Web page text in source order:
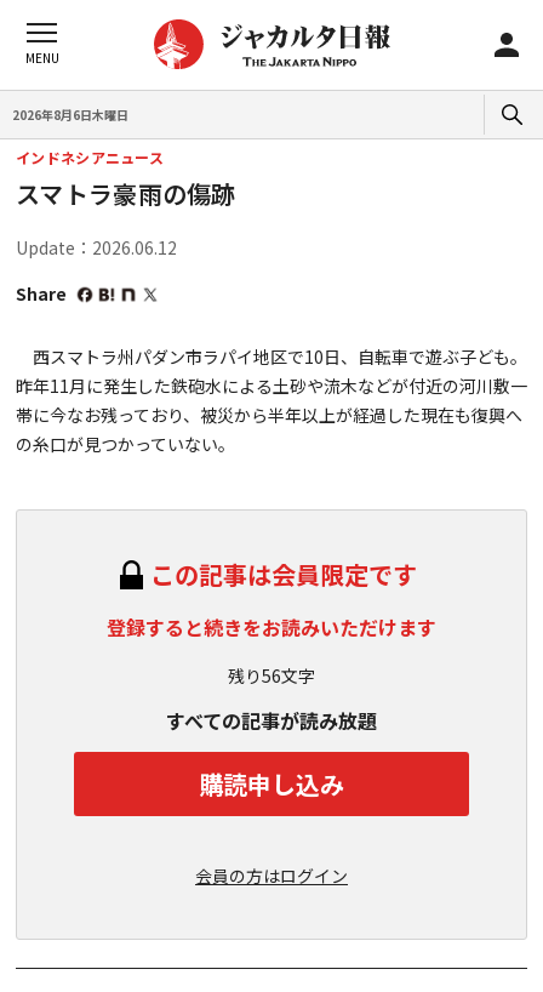
2026年8月6日木曜日
インドネシアニュース
スマトラ豪雨の傷跡
Update：2026.06.12
Share
西スマトラ州パダン市ラパイ地区で10日、自転車で遊ぶ子ども。
昨年11月に発生した鉄砲水による土砂や流木などが付近の河川敷一
帯に今なお残っており、被災から半年以上が経過した現在も復興へ
の糸口が見つかっていない。
この記事は会員限定です
登録すると続きをお読みいただけます
残り56文字
すべての記事が読み放題
購読申し込み
会員の方はログイン